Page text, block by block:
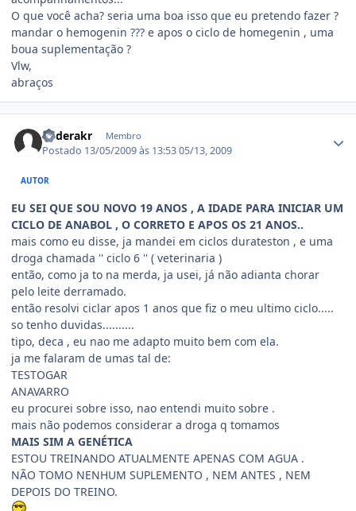
O que você acha? seria uma boa isso que eu pretendo fazer ?
mandar o hemogenin ??? e apos o ciclo de homegenin , uma
boua suplementação ?
Vlw,
abraços
anderakr Membro
Postado 13/05/2009 às 13:5305/13, 2009
AUTOR
EU SEI QUE SOU NOVO 19 ANOS , A IDADE PARA INICIAR UM
CICLO DE ANABOL , O CORRETO E APOS OS 21 ANOS..
mais como eu disse, ja mandei em ciclos durateston , e uma
droga chamada '' ciclo 6 '' ( veterinaria )
então, como ja to na merda, ja usei, já não adianta chorar
pelo leite derramado.
então resolvi ciclar apos 1 anos que fiz o meu ultimo ciclo.....
so tenho duvidas..........
tipo, deca , eu nao me adapto muito bem com ela.
ja me falaram de umas tal de:
TESTOGAR
ANAVARRO
eu procurei sobre isso, nao entendi muito sobre .
mais não podemos considerar a droga q tomamos
MAIS SIM A GENÉTICA
ESTOU TREINANDO ATUALMENTE APENAS COM AGUA .
NÃO TOMO NENHUM SUPLEMENTO , NEM ANTES , NEM
DEPOIS DO TREINO.